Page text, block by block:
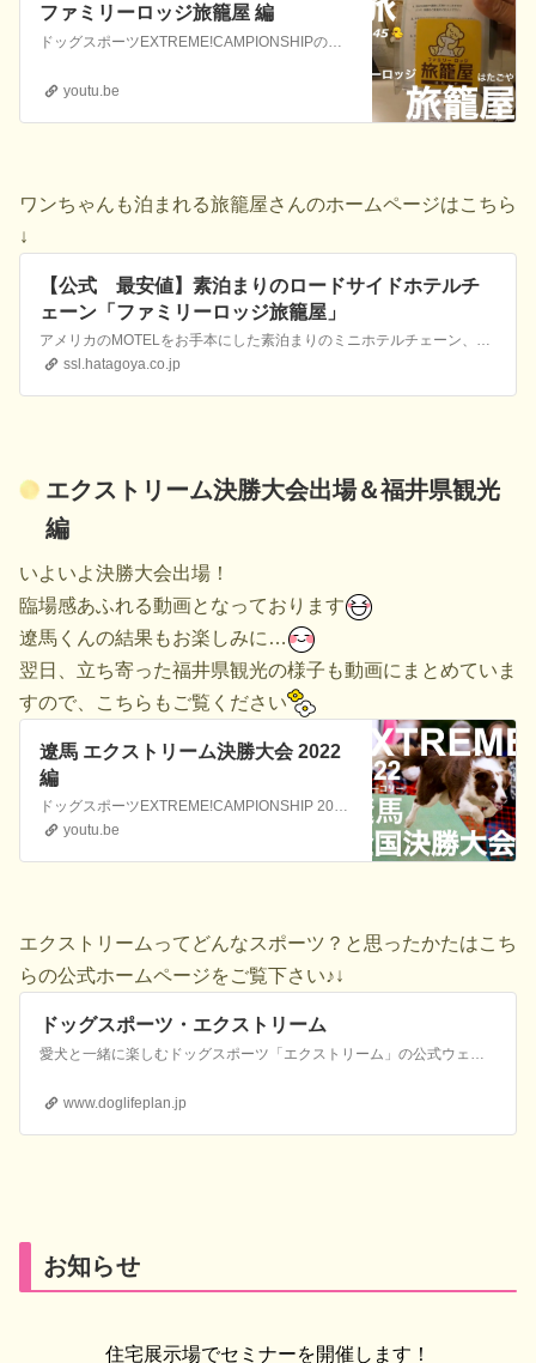
ファミリーロッジ旅籠屋 編
youtu.be
ワンちゃんも泊まれる旅籠屋さんのホームページはこちら
↓
【公式 最安値】素泊まりのロードサイドホテルチ
ェーン「ファミリーロッジ旅籠屋」
アメリカのMOTELをお手本にした素泊まりのミニホテルチェーン、自由で経済的なロードサイドの宿です。平日なら親子４人で１室１万円より！一人旅やビジネスにもどうぞ。77店舗営業中。プレゼントクイズもお見逃しなく。
ssl.hatagoya.co.jp
エクストリーム決勝大会出場＆福井県観光
編
いよいよ決勝大会出場！
臨場感あふれる動画となっております
遼馬くんの結果もお楽しみに…
翌日、立ち寄った福井県観光の様子も動画にまとめていま
すので、こちらもご覧ください
遼馬 エクストリーム決勝大会 2022
編
ドッグスポーツEXTREME!CAMPIONSHIP 2022の全国決勝大会本番の様子です！ドックローバーに関しては↓ドックローバーHPはコチラhttps://docrover.jimdofree.com/インスタグラムはコチラhttps://www.instagram.com/docrover_2012/?hl...
youtu.be
エクストリームってどんなスポーツ？と思ったかたはこち
らの公式ホームページをご覧下さい♪↓
ドッグスポーツ・エクストリーム
www.doglifeplan.jp
お知らせ
住宅展示場でセミナーを開催します！